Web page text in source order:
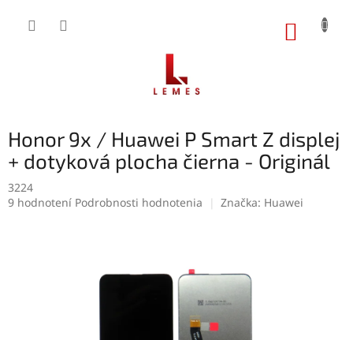
Honor 9x / Huawei P Smart Z displej
+ dotyková plocha čierna - Originál
3224
Priemerné
9 hodnotení Podrobnosti hodnotenia Značka: Huawei